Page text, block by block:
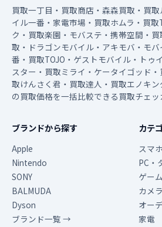
買取一丁目・買取商店・森森買取・買
イル一番・家電市場・買取ホムラ・買
ク・買取楽園・モバステ・携帯空間・
取・ドラゴンモバイル・アキモバ・モ
番・買取TOJO・ゲストモバイル・トゥ
スター・買取ミライ・ケータイゴッド
取けんさく君・買取達人・買取エノキ
の買取価格を一括比較できる買取チェ
ブランドから探す
Apple
Nintendo
SONY
BALMUDA
Dyson
ブランド一覧 →
カテ
スマホ
PC・
ゲーム
カメラ
オー
家電